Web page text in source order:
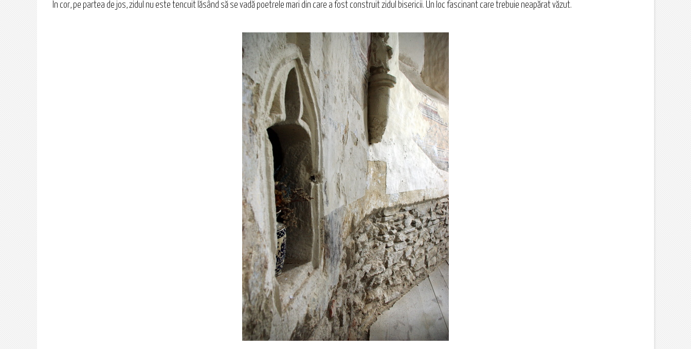
În cor, pe partea de jos, zidul nu este tencuit lăsând să se vadă poetrele mari din care a fost construit zidul bisericii. Un loc fascinant care trebuie neapărat văzut.